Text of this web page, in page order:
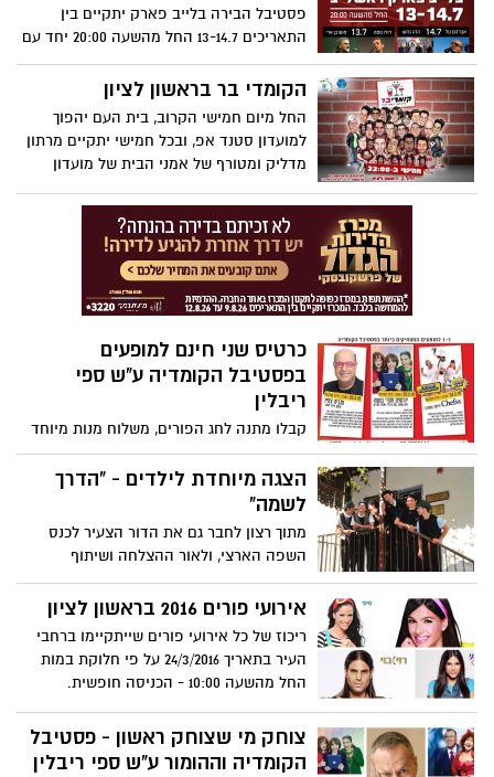
פסטיבל הבירה בלייב פארק יתקיים בין
התאריכים 13-14.7 החל מהשעה 20:00 יחד עם
הופעותיהם של אברהם טל, להקת הדג נחש,
דודו טסה ומוש בן ארי.
הקומדי בר בראשון לציון
החל מיום חמישי הקרוב, בית העם יהפוך
למועדון סטנד אפ, ובכל חמישי יתקיים מרתון
מדליק ומטורף של אמני הבית של מועדון
כרטיס שני חינם למופעים
בפסטיבל הקומדיה ע"ש ספי
ריבלין
קבלו מתנה לחג הפורים, משלוח מנות מיוחד
– כרטיס שני חינם למופעים המצחיקים ביותר
בפסטיבל הקומדיה ע"ש ספי ריבלין.להזמנת
הצגה מיוחדת לילדים - "הדרך
לשמה"
מתוך רצון לחבר גם את הדור הצעיר לכנס
השפה הארצי, ולאור ההצלחה ושיתוף
הפעולה של הציבור אשתקד, תתקיים גם
השנה הצגת ילדים מיוחדת * הכניסה חופשית
אירועי פורים 2016 בראשון לציון
ריכוז של כל אירועי פורים שייתקיימו ברחבי
העיר בתאריך 24/3/2016 על פי חלוקת במות
החל מהשעה 10:00 - הכניסה חופשית.
צוחק מי שצוחק ראשון - פסטיבל
הקומדיה וההומור ע"ש ספי ריבלין